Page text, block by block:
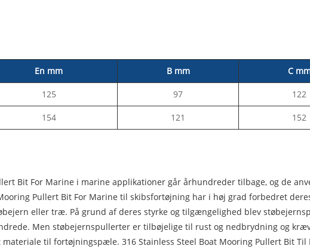
En mm B mm C
125 97 122
154 121 152
Bit For Marine i marine applikationer går århundreder tilbage, og de
Pullert Bit For Marine til skibsfortøjning har i høj grad forbedret
eller træ. På grund af deres styrke og tilgængelighed blev
Men støbejernspullerter er tilbøjelige til rust og nedbrydning og
til fortøjningspæle. 316 Stainless Steel Boat Mooring Pullert Bit